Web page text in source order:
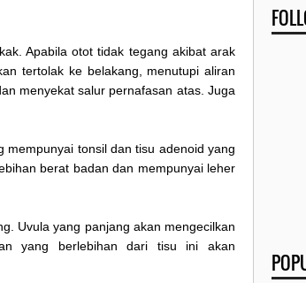
Apabila otot tidak tegang akibat arak
tertolak ke belakang, menutupi aliran
menyekat salur pernafasan atas. Juga
mempunyai tonsil dan tisu adenoid yang
berat badan dan mempunyai leher
Uvula yang panjang akan mengecilkan
yang berlebihan dari tisu ini akan